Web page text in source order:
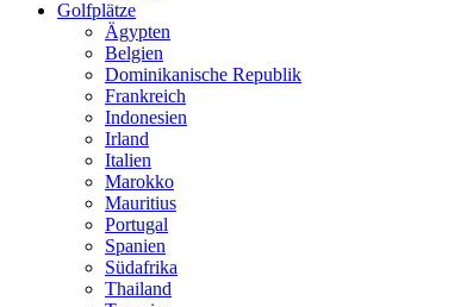
Golfplätze
Ägypten
Belgien
Dominikanische Republik
Frankreich
Indonesien
Irland
Italien
Marokko
Mauritius
Portugal
Spanien
Südafrika
Thailand